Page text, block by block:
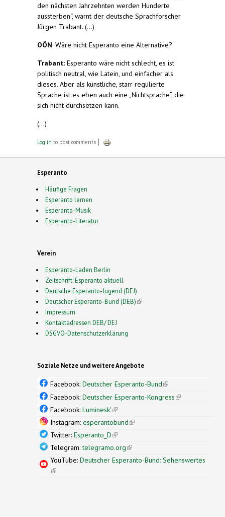
den nächsten Jahrzehnten werden Hunderte
aussterben“, warnt der deutsche Sprachforscher
Jürgen Trabant. (...)
OÖN: Wäre nicht Esperanto eine Alternative?
Trabant: Esperanto wäre nicht schlecht, es ist
politisch neutral, wie Latein, und einfacher als
dieses. Aber als künstliche, starr regulierte
Sprache ist es eben auch eine „Nichtsprache“, die
sich nicht durchsetzen kann.
(...)
Log in to post comments
Esperanto
Häufige Fragen
Esperanto lernen
Esperanto-Musik
Esperanto-Literatur
Verein
Esperanto-Laden Berlin
Zeitschrift: Esperanto aktuell
Deutsche Esperanto-Jugend (DEJ)
Deutscher Esperanto-Bund (DEB)(link is external)
Impressum
Kontaktadressen DEB/ DEJ
DSGVO-Datenschutzerklärung
Soziale Netze und weitere Angebote
Facebook: Deutscher Esperanto-Bund(link is
external)
Facebook: Deutscher Esperanto-Kongress(link is
Facebook: Luminesk'(link is external)
Instagram: esperantobund(link is external)
Twitter: Esperanto_D(link is external)
Telegram:telegramo.org(link is external)
YouTube: Deutscher Esperanto-Bund: Sehenswertes
(link is external)